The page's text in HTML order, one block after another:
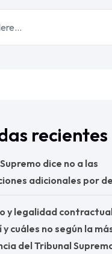
recientes
dice no a las
adicionales por
y legalidad
y cuáles no según la
del Tribunal